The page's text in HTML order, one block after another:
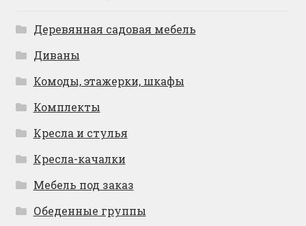
Деревянная садовая мебель
Диваны
Комоды, этажерки, шкафы
Комплекты
Кресла и стулья
Кресла-качалки
Мебель под заказ
Обеденные группы